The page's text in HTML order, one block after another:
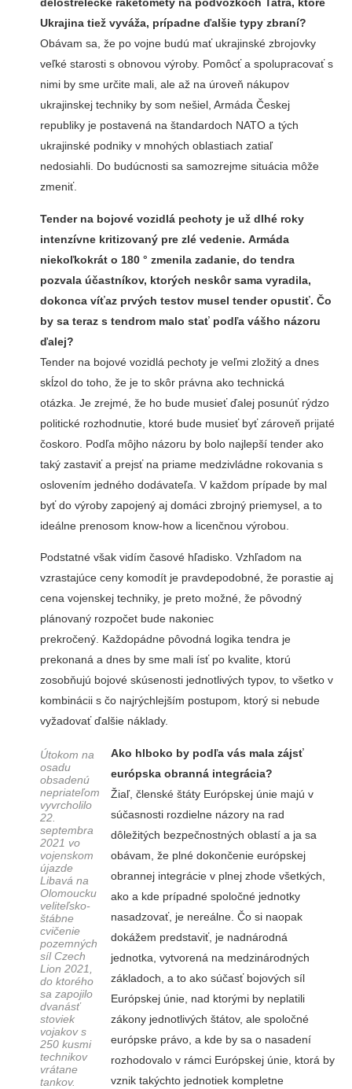
delostrelecké raketomety na podvozkoch Tatra, ktoré
Ukrajina tiež vyváža, prípadne ďalšie typy zbraní?
Obávam sa, že po vojne budú mať ukrajinské zbrojovky
veľké starosti s obnovou výroby. Pomôcť a spolupracovať s
nimi by sme určite mali, ale až na úroveň nákupov
ukrajinskej techniky by som nešiel, Armáda Českej
republiky je postavená na štandardoch NATO a tých
ukrajinské podniky v mnohých oblastiach zatiaľ
nedosiahli. Do budúcnosti sa samozrejme situácia môže
zmeniť.
Tender na bojové vozidlá pechoty je už dlhé roky
intenzívne kritizovaný pre zlé vedenie. Armáda
niekoľkokrát o 180 ° zmenila zadanie, do tendra
pozvala účastníkov, ktorých neskôr sama vyradila,
dokonca víťaz prvých testov musel tender opustiť. Čo
by sa teraz s tendrom malo stať podľa vášho názoru
ďalej?
Tender na bojové vozidlá pechoty je veľmi zložitý a dnes
skĺzol do toho, že je to skôr právna ako technická
otázka. Je zrejmé, že ho bude musieť ďalej posunúť rýdzo
politické rozhodnutie, ktoré bude musieť byť zároveň prijaté
čoskoro. Podľa môjho názoru by bolo najlepší tender ako
taký zastaviť a prejsť na priame medzivládne rokovania s
oslovením jedného dodávateľa. V každom prípade by mal
byť do výroby zapojený aj domáci zbrojný priemysel, a to
ideálne prenosom know-how a licenčnou výrobou.
Podstatné však vidím časové hľadisko. Vzhľadom na
vzrastajúce ceny komodít je pravdepodobné, že porastie aj
cena vojenskej techniky, je preto možné, že pôvodný
plánovaný rozpočet bude nakoniec
prekročený. Každopádne pôvodná logika tendra je
prekonaná a dnes by sme mali ísť po kvalite, ktorú
zosobňujú bojové skúsenosti jednotlivých typov, to všetko v
kombinácii s čo najrýchlejším postupom, ktorý si nebude
vyžadovať ďalšie náklady.
Útokom na
osadu
obsadenú
nepriateľom
vyvrcholilo
22.
septembra
2021 vo
vojenskom
újazde
Libavá na
Olomoucku
veliteľsko-
štábne
cvičenie
pozemných
síl Czech
Lion 2021,
do ktorého
sa zapojilo
dvanásť
stoviek
vojakov s
250 kusmi
technikov
vrátane
tankov.
Ako hlboko by podľa vás mala zájsť
európska obranná integrácia?
Žiaľ, členské štáty Európskej únie majú v
súčasnosti rozdielne názory na rad
dôležitých bezpečnostných oblastí a ja sa
obávam, že plné dokončenie európskej
obrannej integrácie v plnej zhode všetkých,
ako a kde prípadné spoločné jednotky
nasadzovať, je nereálne. Čo si naopak
dokážem predstaviť, je nadnárodná
jednotka, vytvorená na medzinárodných
základoch, a to ako súčasť bojových síl
Európskej únie, nad ktorými by neplatili
zákony jednotlivých štátov, ale spoločné
európske právo, a kde by sa o nasadení
rozhodovalo v rámci Európskej únie, ktorá by
vznik takýchto jednotiek kompletne